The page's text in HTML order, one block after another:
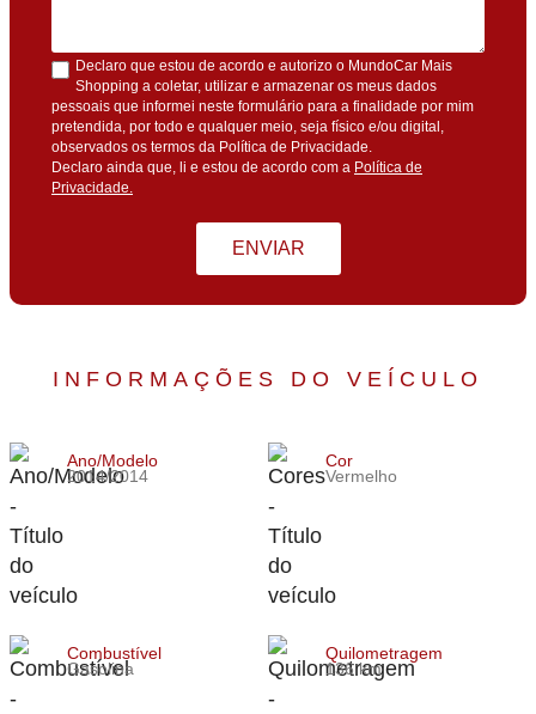
Declaro que estou de acordo e autorizo o MundoCar Mais
Shopping a coletar, utilizar e armazenar os meus dados
pessoais que informei neste formulário para a finalidade por mim
pretendida, por todo e qualquer meio, seja físico e/ou digital,
observados os termos da Política de Privacidade.
Declaro ainda que, li e estou de acordo com a Política de
Privacidade.
ENVIAR
INFORMAÇÕES DO VEÍCULO
Ano/Modelo
2014/2014
Cor
Vermelho
Combustível
Gasolina
Quilometragem
136 km